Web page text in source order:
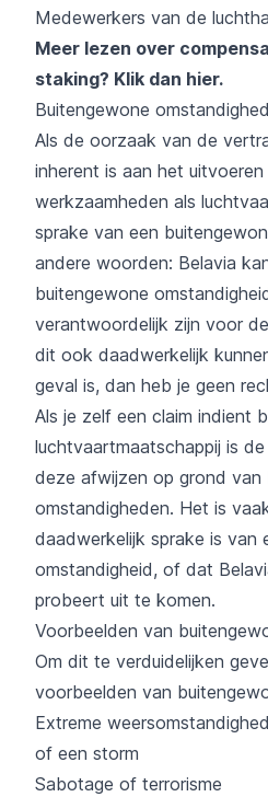
Medewerkers van de
Meer lezen over
staking? Klik dan hier.
Buitengewone
Als de oorzaak van de
inherent is aan het
werkzaamheden als
sprake van een
andere woorden: Belavia
buitengewone
verantwoordelijk zijn voor
dit ook daadwerkelijk
geval is, dan heb je geen
Als je zelf een claim indient
luchtvaartmaatschappij is
deze afwijzen op grond van
omstandigheden. Het is
daadwerkelijk sprake is van
omstandigheid, of dat
probeert uit te komen.
Voorbeelden van
Om dit te verduidelijken
voorbeelden van
Extreme
of een storm
Sabotage of terrorisme